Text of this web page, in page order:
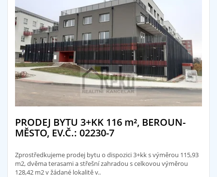
PRODEJ BYTU 3+KK 116 m², BEROUN-
MĚSTO, EV.Č.: 02230-7
Zprostředkujeme prodej bytu o dispozici 3+kk s výměrou 115,93
m2, dvěma terasami a střešní zahradou s celkovou výměrou
128,42 m2 v žádané lokalitě v..